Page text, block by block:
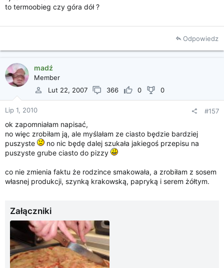
to termoobieg czy góra dół ?
Odpowiedz
madź
Member
Lut 22, 2007
366 0 0
Lip 1, 2010 #157
ok zapomniałam napisać,
no więc zrobiłam ją, ale myślałam ze ciasto będzie bardziej
puszyste
no nic będę dalej szukała jakiegoś przepisu na
puszyste grube ciasto do pizzy
co nie zmienia faktu że rodzince smakowała, a zrobiłam z sosem
własnej produkcji, szynką krakowską, papryką i serem żółtym.
Załączniki